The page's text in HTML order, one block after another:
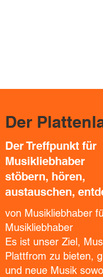
Der
Der Treffpunkt für
Musikliebhaber
stöbern, hören,
austauschen,
von Musikliebhaber
Musikliebhaber
Es ist unser Ziel,
Plattfrom zu bieten,
und neue Musik